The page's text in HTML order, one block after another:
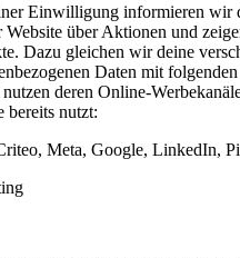
Einwilligung informieren wir
Website über Aktionen und
Dazu gleichen wir deine
Daten mit
deren Online-
bereits nutzt:
Meta, Google, LinkedIn,